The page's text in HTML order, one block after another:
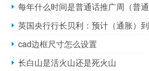
每年什么时间是普通话推广周（普通
cad边框尺寸怎么设置
长白山是活火山还是死火山